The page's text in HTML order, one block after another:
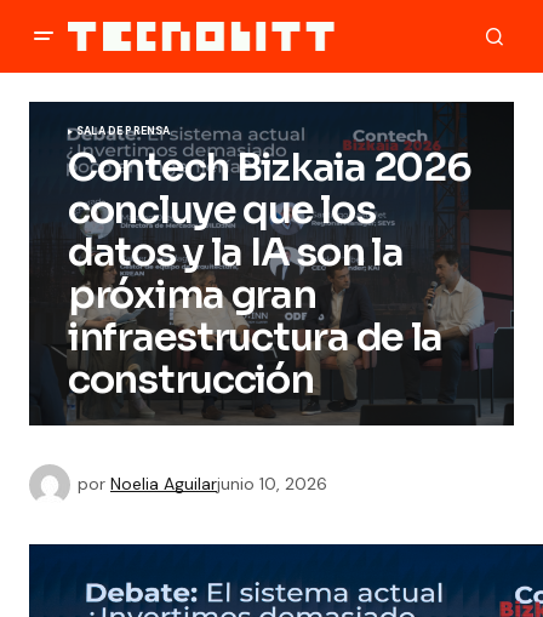
SALA DE PRENSA
Contech Bizkaia 2026
concluye que los
datos y la IA son la
próxima gran
infraestructura de la
construcción
por Noelia Aguilarjunio 10, 2026